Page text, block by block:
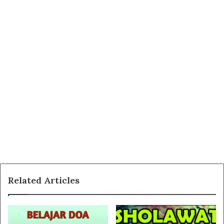
Related Articles